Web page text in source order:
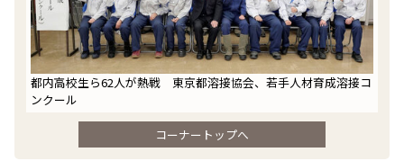
都内高校生ら62人が熱戦 東京都溶接協会、若手人材育成溶接コ
ンクール
コーナートップへ